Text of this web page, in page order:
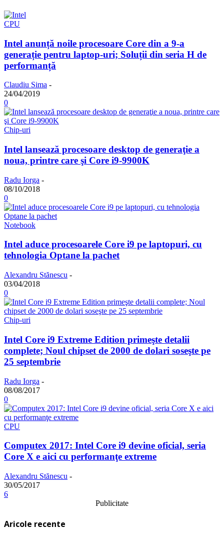
CPU
Intel anunță noile procesoare Core din a 9-a
generație pentru laptop-uri; Soluții din seria H de
performanță
Claudiu Sima -
24/04/2019
0
Chip-uri
Intel lansează procesoare desktop de generaţie a
noua, printre care şi Core i9-9900K
Radu Iorga -
08/10/2018
0
Notebook
Intel aduce procesoarele Core i9 pe laptopuri, cu
tehnologia Optane la pachet
Alexandru Stănescu -
03/04/2018
0
Chip-uri
Intel Core i9 Extreme Edition primeşte detalii
complete; Noul chipset de 2000 de dolari soseşte pe
25 septembrie
Radu Iorga -
08/08/2017
0
CPU
Computex 2017: Intel Core i9 devine oficial, seria
Core X e aici cu performanţe extreme
Alexandru Stănescu -
30/05/2017
6
Publicitate
Aricole recente